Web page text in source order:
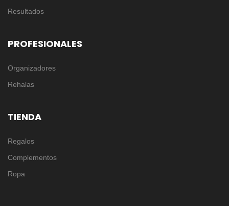
Resultados
PROFESIONALES
Organizadores
Rehalas
TIENDA
Regalos
Complementos
Ropa